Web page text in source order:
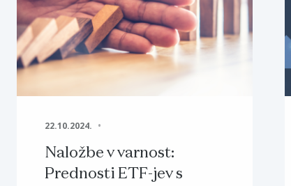
22.10.2024.
Naložbe v varnost:
Prednosti ETF-jev s